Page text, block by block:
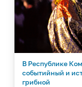
В Республике
событийный и
грибной